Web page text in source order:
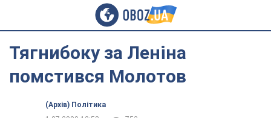
Тягнибоку за Леніна
помстився Молотов
(Архів) Політика